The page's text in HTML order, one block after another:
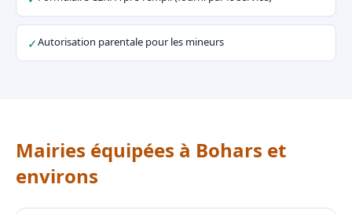
✓Autorisation parentale pour les mineurs
Mairies équipées à Bohars et
environs